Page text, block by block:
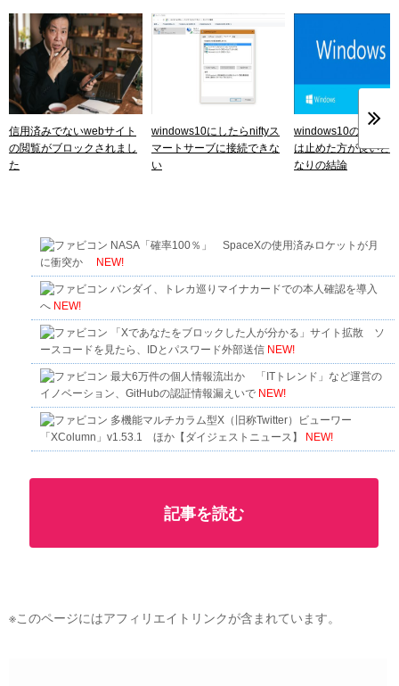
信用済みでないwebサイト
の閲覧がブロックされまし
た
windows10にしたらniftyス
マートサーブに接続できな
い
windows10のアップ
は止めた方が良いと
なりの結論
NASA「確率100％」 SpaceXの使用済みロケットが月
に衝突か
NEW!
バンダイ、トレカ巡りマイナカードでの本人確認を導入
へ NEW!
「Xであなたをブロックした人が分かる」サイト拡散 ソ
ースコードを見たら、IDとパスワード外部送信 NEW!
最大6万件の個人情報流出か 「ITトレンド」など運営の
イノベーション、GitHubの認証情報漏えいで NEW!
多機能マルチカラム型X（旧称Twitter）ビューワー
「XColumn」v1.53.1 ほか【ダイジェストニュース】
NEW!
記事を読む
※このページにはアフィリエイトリンクが含まれています。